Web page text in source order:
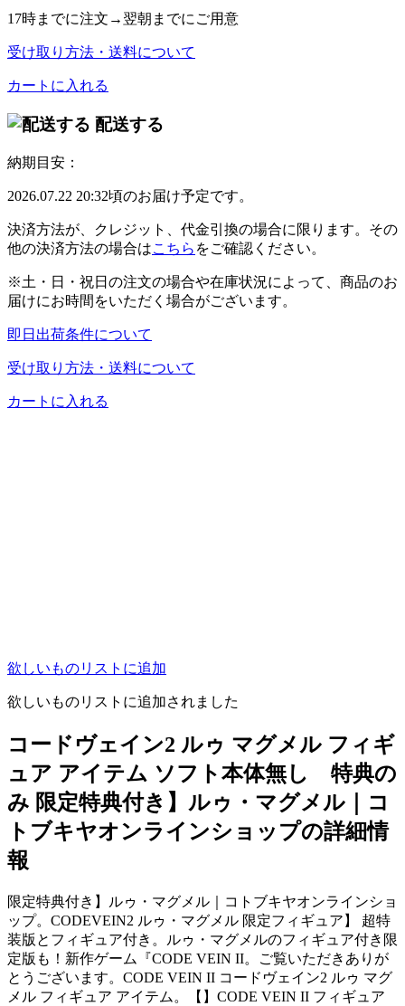
17時までに注文→ 翌朝 までにご用意
受け取り方法・送料について
カートに入れる
配送する
納期目安：
2026.07.22 20:32頃のお届け予定です。
決済方法が、クレジット、代金引換の場合に限ります。その
他の決済方法の場合はこちら をご確認ください。
※土・日・祝日の注文の場合や在庫状況によって、商品のお
届けにお時間をいただく場合がございます。
即日出荷条件について
受け取り方法・送料について
カートに入れる
欲しいものリストに追加
欲しいものリストに追加されました
コードヴェイン2 ルゥ マグメル フィギ
ュア アイテム ソフト本体無し 特典の
み 限定特典付き】ルゥ・マグメル｜コ
トブキヤオンラインショップの詳細情
報
限定特典付き】ルゥ・マグメル｜コトブキヤオンラインショ
ップ。CODEVEIN2 ルゥ・マグメル 限定フィギュア】 超特
装版とフィギュア付き。ルゥ・マグメルのフィギュア付き限
定版も！新作ゲーム『CODE VEIN II。ご覧いただきありが
とうございます。CODE VEIN II コードヴェイン2 ルゥ マグ
メル フィギュア アイテム。【】CODE VEIN II フィギュア